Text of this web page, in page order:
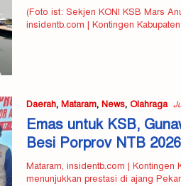
(Foto ist: Sekjen KONI KSB Mars
insidentb.com | Kontingen
Daerah, Mataram, News, Olahraga
Emas untuk KSB,
Besi Porprov NTB 2026
Mataram, insidentb.com | Kontingen
menunjukkan prestasi di ajang